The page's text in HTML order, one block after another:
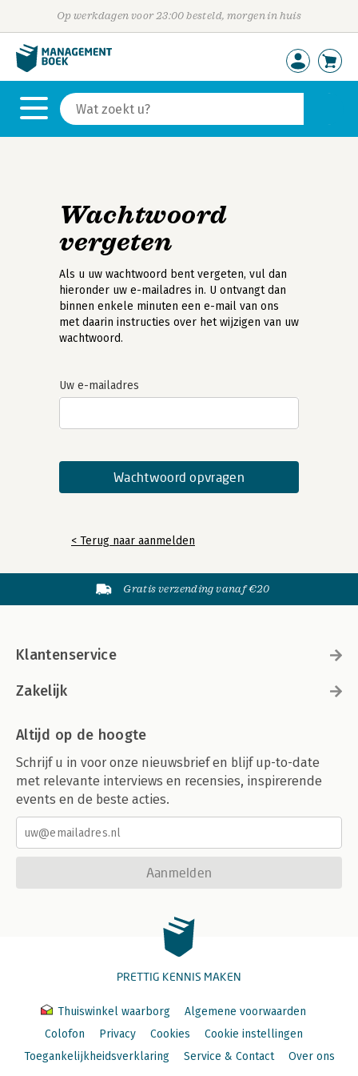
Op werkdagen voor 23:00 besteld, morgen in huis
Wachtwoord
vergeten
Als u uw wachtwoord bent vergeten, vul dan
hieronder uw e-mailadres in. U ontvangt dan
binnen enkele minuten een e-mail van ons
met daarin instructies over het wijzigen van uw
wachtwoord.
Uw e-mailadres
< Terug naar aanmelden
Gratis verzending vanaf €20
Klantenservice
Zakelijk
Altijd op de hoogte
Schrijf u in voor onze nieuwsbrief en blijf up-to-date
met relevante interviews en recensies, inspirerende
events en de beste acties.
Aanmelden
PRETTIG KENNIS MAKEN
Thuiswinkel waarborg
Algemene voorwaarden
Colofon
Privacy Cookies
Cookie instellingen
Toegankelijkheidsverklaring
Service & Contact Over ons